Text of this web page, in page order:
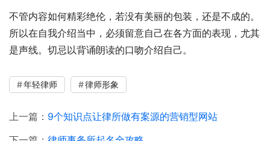
不管内容如何精彩绝伦，若没有美丽的包装，还是不成的。
所以在自我介绍当中，必须留意自己在各方面的表现，尤其
是声线。切忌以背诵朗读的口吻介绍自己。
年轻律师 律师形象
上一篇： 9个知识点让律所做有案源的营销型网站